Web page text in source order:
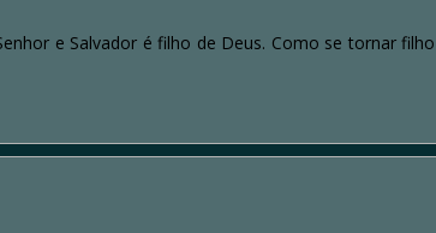
e Salvador é filho de Deus. Como se tornar filho